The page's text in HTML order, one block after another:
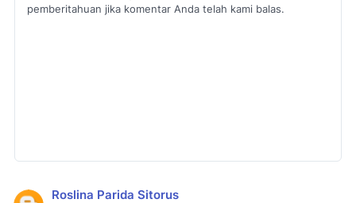
pemberitahuan jika komentar Anda telah kami balas.
Roslina Parida Sitorus